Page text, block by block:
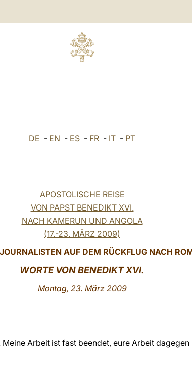
DE - EN - ES - FR - IT - PT
APOSTOLISCHE REISE
VON PAPST BENEDIKT XVI.
NACH KAMERUN UND ANGOLA
(17.-23. MÄRZ 2009)
AUF DEM RÜCKFLUG NACH
WORTE VON BENEDIKT XVI.
Montag, 23. März 2009
Arbeit ist fast beendet, eure Arbeit